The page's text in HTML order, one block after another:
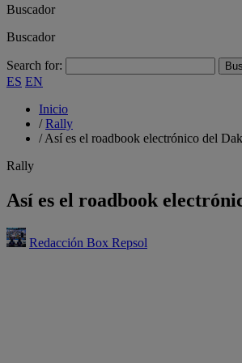
Buscador
Buscador
Search for:
ES EN
Inicio
/Rally
/Así es el roadbook electrónico del
Rally
Así es el roadbook
Redacción Box Repsol